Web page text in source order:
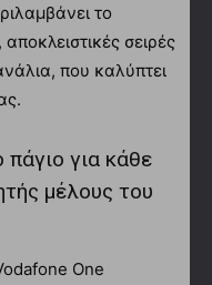
το
σειρές
που καλύπτει
για κάθε
μέλους του
Οne